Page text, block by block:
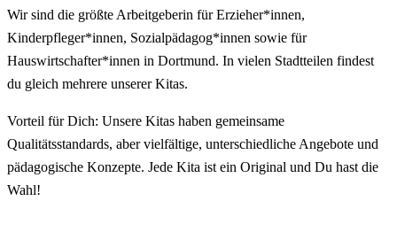
Wir sind die größte Arbeitgeberin für Erzieher*innen,
Kinderpfleger*innen, Sozialpädagog*innen sowie für
Hauswirtschafter*innen in Dortmund. In vielen Stadtteilen findest
du gleich mehrere unserer Kitas.
Vorteil für Dich: Unsere Kitas haben gemeinsame
Qualitätsstandards, aber vielfältige, unterschiedliche Angebote und
pädagogische Konzepte. Jede Kita ist ein Original und Du hast die
Wahl!